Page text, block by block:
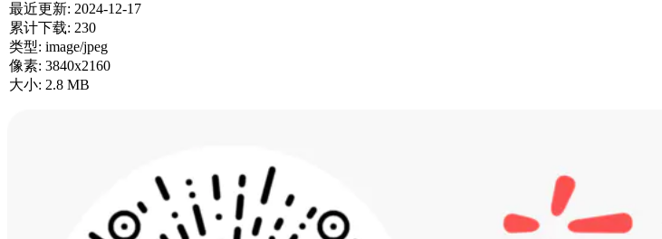
最近更新: 2024-12-17
累计下载: 230
类型: image/jpeg
像素: 3840x2160
大小: 2.8 MB